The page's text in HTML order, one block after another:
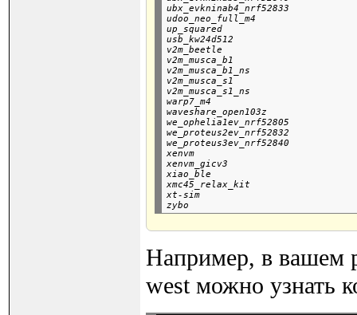
ubx_evkninab4_nrf52833
udoo_neo_full_m4
up_squared
usb_kw24d512
v2m_beetle
v2m_musca_b1
v2m_musca_b1_ns
v2m_musca_s1
v2m_musca_s1_ns
warp7_m4
waveshare_open103z
we_ophelia1ev_nrf52805
we_proteus2ev_nrf52832
we_proteus3ev_nrf52840
xenvm
xenvm_gicv3
xiao_ble
xmc45_relax_kit
xt-sim
Например, в вашем
west можно узнать